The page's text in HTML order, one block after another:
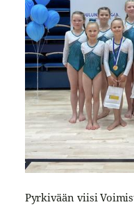
Pyrkivään viisi